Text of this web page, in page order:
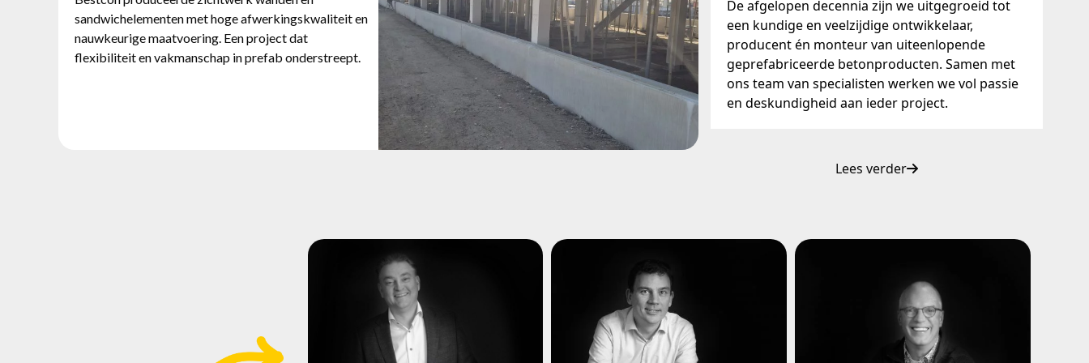
sandwichelementen met hoge afwerkingskwaliteit en
nauwkeurige maatvoering. Een project dat
flexibiliteit en vakmanschap in prefab onderstreept.
De afgelopen decennia zijn we uitgegroeid tot
een kundige en veelzijdige ontwikkelaar,
producent én monteur van uiteenlopende
geprefabriceerde betonproducten. Samen met
ons team van specialisten werken we vol passie
en deskundigheid aan ieder project.
Lees verder
Ronald Keurntjes
Na zijn opleiding aan de HEAO
maakte Ronald al snel carrière in
Jeroen van Helvoirt
Jeroen was van jongs af aan al
gefascineerd door de bouw. Na zijn
opleiding Bouwtechnisch
Alfred Lijzenga
Na zijn opleiding aan de
Rijksuniversiteit Groningen en de
post doctorale opleiding tot